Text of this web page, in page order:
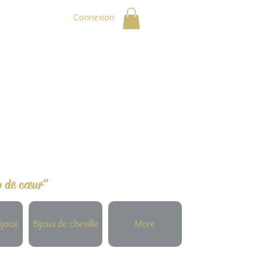
Connexion
de cœur"
Bijoux de cheville More